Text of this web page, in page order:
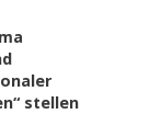
stellen